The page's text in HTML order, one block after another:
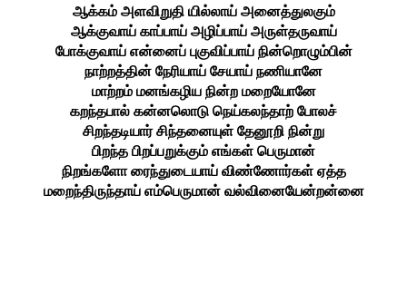
ஆக்கம் அளவிறுதி யில்லாய் அனைத்துலகும்
ஆக்குவாய் காப்பாய் அழிப்பாய் அருள்தருவாய்
போக்குவாய் என்னைப் புகுவிப்பாய் நின்றொழும்பின்
நாற்றத்தின் நேரியாய் சேயாய் நணியானே
மாற்றம் மனங்கழிய நின்ற மறையோனே
கறந்தபால் கன்னலொடு நெய்கலந்தாற் போலச்
சிறந்தடியார் சிந்தனையுள் தேனூறி நின்று
பிறந்த பிறப்பறுக்கும் எங்கள் பெருமான்
நிறங்களோ ரைந்துடையாய் விண்ணோர்கள் ஏத்த
மறைந்திருந்தாய் எம்பெருமான் வல்வினையேன்றன்னை